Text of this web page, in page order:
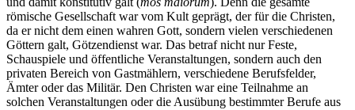
römische Gesellschaft war vom Kult geprägt, der für die Christen,
da er nicht dem einen wahren Gott, sondern vielen verschiedenen
Göttern galt, Götzendienst war. Das betraf nicht nur Feste,
Schauspiele und öffentliche Veranstaltungen, sondern auch den
privaten Bereich von Gastmählern, verschiedene Berufsfelder,
Ämter oder das Militär. Den Christen war eine Teilnahme an
solchen Veranstaltungen oder die Ausübung bestimmter Berufe aus